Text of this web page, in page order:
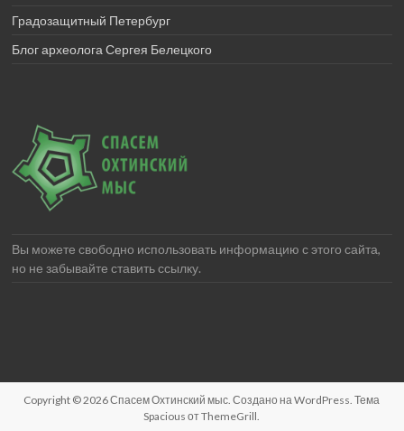
Градозащитный Петербург
Блог археолога Сергея Белецкого
Вы можете свободно использовать информацию с этого сайта,
но не забывайте ставить ссылку.
Copyright © 2026Спасем Охтинский мыс . Создано наWordPress . Тема
Spacious отThemeGrill